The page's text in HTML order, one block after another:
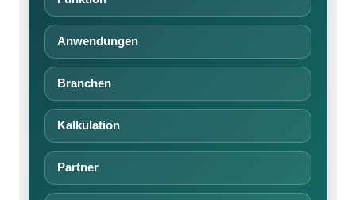
Anwendungen
Branchen
Kalkulation
Partner